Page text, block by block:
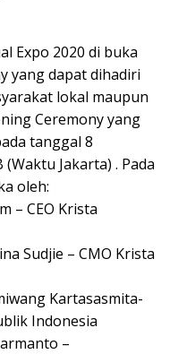
Expo 2020 di buka
yang dapat dihadiri
lokal maupun
Ceremony yang
tanggal 8
Jakarta) . Pada
oleh:
– CEO Krista
Sudjie – CMO Krista
Kartasasmita-
Indonesia
–